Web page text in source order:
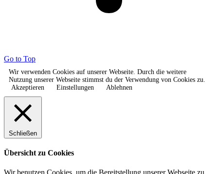
Go to Top
Wir verwenden Cookies auf unserer Webseite. Durch die weitere
Nutzung unserer Webseite stimmst du der Verwendung von Cookies zu.
Akzeptieren
Einstellungen Ablehnen
Schließen
Übersicht zu Cookies
Wir benutzen Cookies, um die Bereitstellung unserer Webseite zu